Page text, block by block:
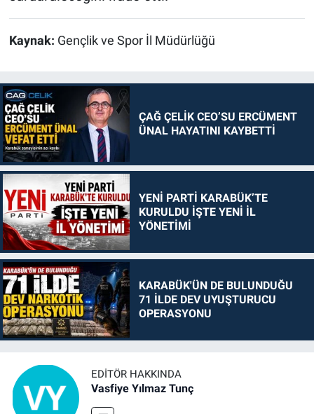
Kaynak: Gençlik ve Spor İl Müdürlüğü
ÇAĞ ÇELİK CEO’SU ERCÜMENT
ÜNAL HAYATINI KAYBETTİ
YENİ PARTİ KARABÜK’TE
KURULDU İŞTE YENİ İL
YÖNETİMİ
KARABÜK'ÜN DE BULUNDUĞU
71 İLDE DEV UYUŞTURUCU
OPERASYONU
EDITÖR HAKKINDA
Vasfiye Yılmaz Tunç